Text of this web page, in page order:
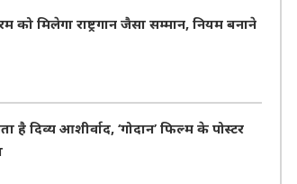
मिलेगा राष्ट्रगान जैसा सम्मान, नियम बनाने
है दिव्य आशीर्वाद, ‘गोदान’ फिल्म के पोस्टर